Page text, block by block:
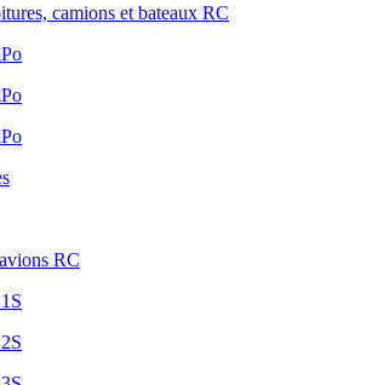
camions et bateaux RC
RC